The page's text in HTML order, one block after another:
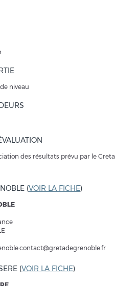
niveau
des résultats prévu par le Greta
(VOIR LA FICHE)
(VOIR LA FICHE)